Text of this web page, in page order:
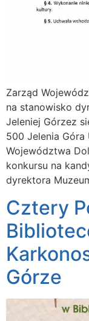
Zarząd
na stanowisko
Jeleniej Górzez
500 Jelenia Góra
Województwa
konkursu na
dyrektora
Cztery
Górze